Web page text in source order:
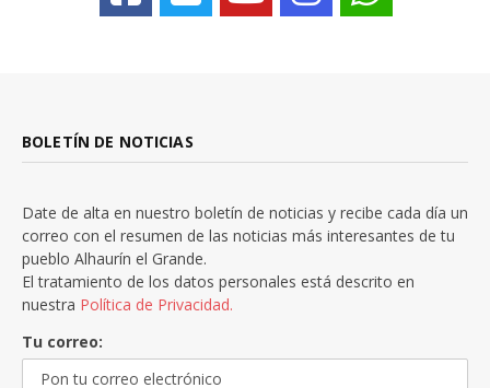
BOLETÍN DE NOTICIAS
Date de alta en nuestro boletín de noticias y recibe cada día un
correo con el resumen de las noticias más interesantes de tu
pueblo Alhaurín el Grande.
El tratamiento de los datos personales está descrito en
nuestra Política de Privacidad.
Tu correo: